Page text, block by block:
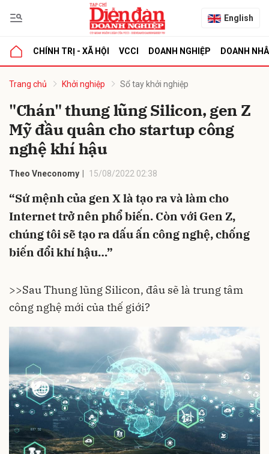
English
CHÍNH TRỊ - XÃ HỘI VCCI DOANH NGHIỆP DOANH
Trang chủ Khởi nghiệp Sổ tay khởi nghiệp
"Chán" thung lũng Silicon, gen Z
Mỹ đầu quân cho startup công
nghệ khí hậu
Theo Vneconomy 15/08/2022 02:38
“Sứ mệnh của gen X là tạo ra và làm cho
Internet trở nên phổ biến. Còn với Gen Z,
chúng tôi sẽ tạo ra dấu ấn công nghệ, chống
biến đổi khí hậu…”
>>Sau Thung lũng Silicon, đâu sẽ là trung tâm
công nghệ mới của thế giới?
luận
Hủy